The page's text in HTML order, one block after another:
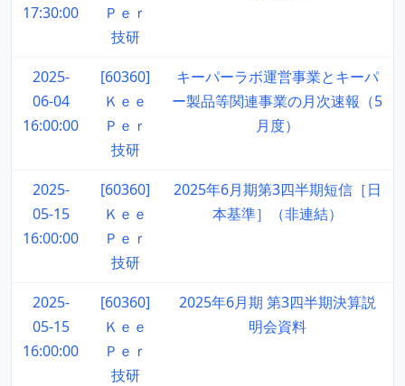
17:30:00
Ｐｅｒ
技研
2025-
06-04
16:00:00
[60360]
Ｋｅｅ
Ｐｅｒ
技研
キーパーラボ運営事業とキーパ
ー製品等関連事業の月次速報（5
月度）
2025-
05-15
16:00:00
[60360]
Ｋｅｅ
Ｐｅｒ
技研
2025年6月期第3四半期短信［日
本基準］（非連結）
2025-
05-15
16:00:00
[60360]
Ｋｅｅ
Ｐｅｒ
技研
2025年6月期 第3四半期決算説
明会資料